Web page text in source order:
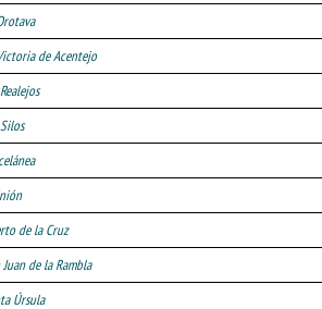
de Acentejo
de la Cruz
Juan de la Rambla
Úrsula